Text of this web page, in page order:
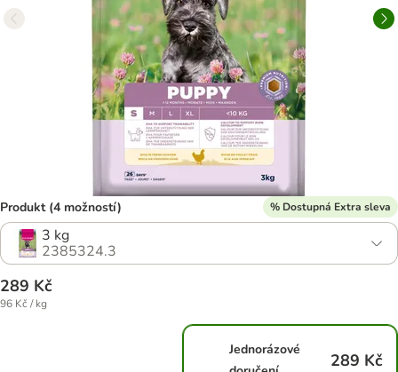
Produkt (4 možností) % Dostupná Extra sleva
3 kg
2385324.3
289 Kč
96 Kč / kg
Jednorázové
289 Kč